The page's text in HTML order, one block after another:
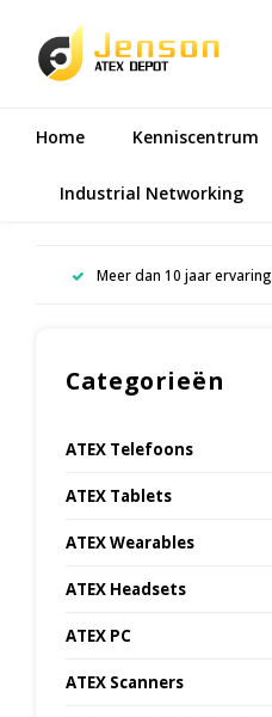
Home Kenniscentrum
Industrial Networking
Meer dan 10 jaar ervaring
Categorieën
ATEX Telefoons
ATEX Tablets
ATEX Wearables
ATEX Headsets
ATEX PC
ATEX Scanners